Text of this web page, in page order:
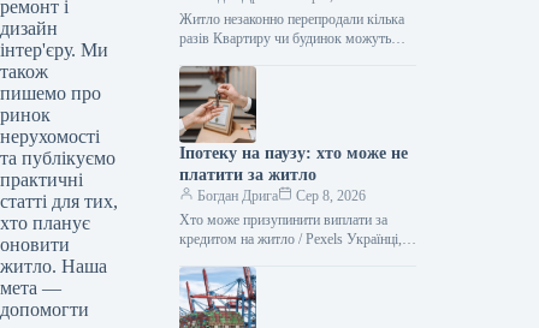
ремонт і
дизайн
інтер'єру. Ми
також
пишемо про
ринок
нерухомості
та публікуємо
практичні
статті для тих,
хто планує
оновити
житло. Наша
мета —
допомогти
Житло незаконно перепродали кілька
разів Квартиру чи будинок можуть
угоди. Повернути таке майно реально,
але все…
Іпотеку на паузу: хто може не
платити за житло
Богдан Дрига
Сер 8, 2026
Хто може призупинити виплати за
кредитом на житло / Pexels Українці,
знищене через бойові дії,…